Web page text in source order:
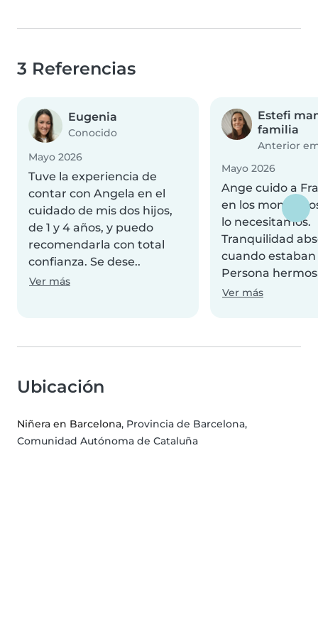
3 Referencias
Eugenia
Conocido
Mayo 2026
Tuve la experiencia de
contar con Angela en el
cuidado de mis dos hijos,
de 1 y 4 años, y puedo
recomendarla con total
confianza. Se dese..
Ver más
Estefi
familia
Anterior
Mayo 2026
Ange cuido a
en los
lo necesitamos.
Tranquilidad
cuando estaban
Persona
Ver más
Ubicación
Niñera en Barcelona, Provincia de Barcelona,
Comunidad Autónoma de Cataluña